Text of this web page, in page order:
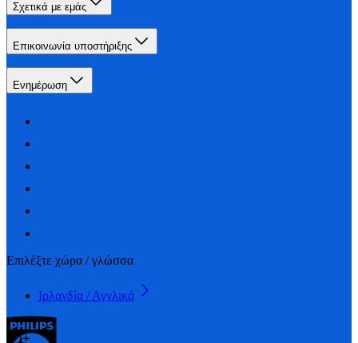
Σχετικά με εμάς
Επικοινωνία υποστήριξης
Ενημέρωση
Επιλέξτε χώρα / γλώσσα
Ιρλανδία / Αγγλικά